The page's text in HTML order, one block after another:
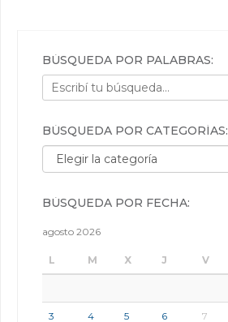
BÚSQUEDA POR PALABRAS:
BÚSQUEDA POR CATEGORÍAS:
Búsqueda por categorías:
BÚSQUEDA POR FECHA:
agosto 2026
L M X J V
3 4 5 6 7